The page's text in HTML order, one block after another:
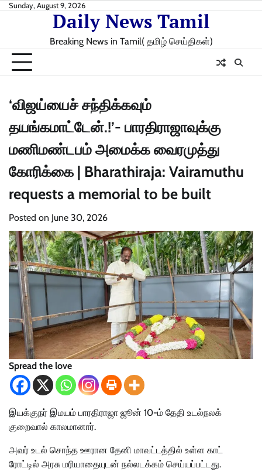
SkipSunday, August 9, 2026
Daily News Tamil
Breaking News in Tamil( தமிழ் செய்திகள்)
‘விஜய்யைச் சந்திக்கவும்
தயங்கமாட்டேன்.!’- பாரதிராஜாவுக்கு
மணிமண்டபம் அமைக்க வைரமுத்து
கோரிக்கை | Bharathiraja: Vairamuthu
requests a memorial to be built
Posted on June 30, 2026
Spread the love
இயக்குநர் இமயம் பாரதிராஜா ஜூன் 10-ம் தேதி உடல்நலக்
குறைவால் காலமானார்.
அவர் உடல் சொந்த ஊரான தேனி மாவட்டத்தில் உள்ள காட்
ரோட்டில் அரசு மரியாதையுடன் நல்லடக்கம் செய்யப்பட்டது.